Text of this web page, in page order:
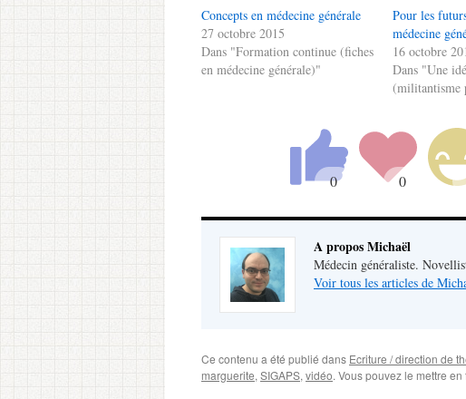
Concepts en médecine générale
27 octobre 2015
Dans "Formation continue (fiches
en médecine générale)"
Pour les
médecine
16 octobre
Dans "Une
(militantisme
A propos Michaël
Médecin généraliste.
Voir tous les articles de
Ce contenu a été publié dans Ecriture / direction de
marguerite, SIGAPS, vidéo. Vous pouvez le mettre